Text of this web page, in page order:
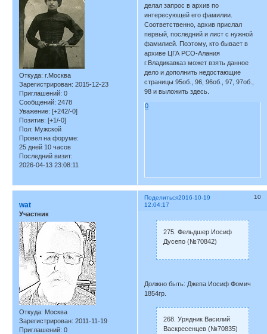
Откуда: г.Москва
Зарегистрирован: 2015-12-23
Приглашений: 0
Сообщений: 2478
Уважение: [+242/-0]
Позитив: [+1/-0]
Пол: Мужской
Провел на форуме:
25 дней 10 часов
Последний визит:
2026-04-13 23:08:11
делал запрос в архив по
интересующей его фамилии.
Соответственно, архив прислал
первый, последний и лист с нужной
фамилией. Поэтому, кто бывает в
архиве ЦГА РСО-Алания
г.Владикавказ может взять данное
дело и дополнить недостающие
страницы 95об., 96, 96об., 97, 97об.,
98 и выложить здесь.
0
Поделиться 10
2016-10-19
12:04:17
wat
Участник
Откуда: Москва
Зарегистрирован: 2011-11-19
Приглашений: 0
275. Фельдшер Иосиф
Дусепо (№70842)
Должно быть: Джепа Иосиф Фомич
1854гр.
268. Урядник Василий
Васкресенцев (№70835)